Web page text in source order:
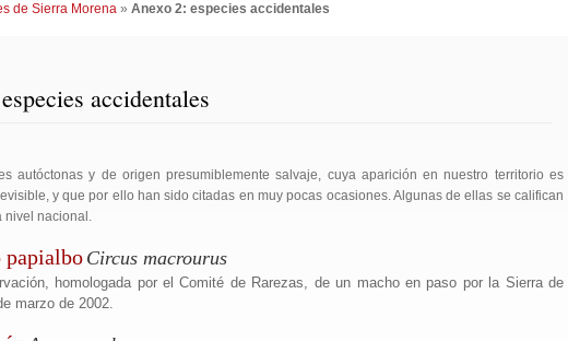
de Sierra Morena » Anexo 2: especies accidentales
accidentales
autóctonas y de origen presumiblemente salvaje, cuya aparición en nuestro territorio es
y que por ello han sido citadas en muy pocas ocasiones. Algunas de ellas se califican
nivel nacional.
papialboCircus macrourus
homologada por el Comité de Rarezas, de un macho en paso por la Sierra de
marzo de 2002.